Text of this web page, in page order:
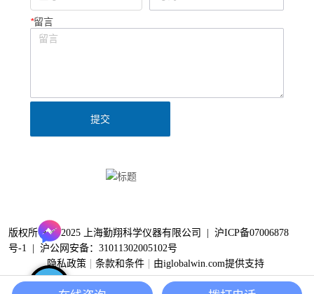
*留言
提交
版权所有 © 2025 上海勤翔科学仪器有限公司 |沪ICP备07006878
号-1
|沪公网安备：31011302005102号
隐私政策
条款和条件 由iglobalwin.com提供支持